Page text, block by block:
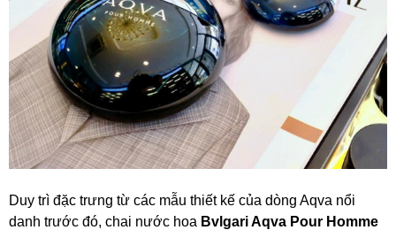
Duy trì đặc trưng từ các mẫu thiết kế của dòng Aqva nổi
danh trước đó, chai nước hoa Bvlgari Aqva Pour Homme